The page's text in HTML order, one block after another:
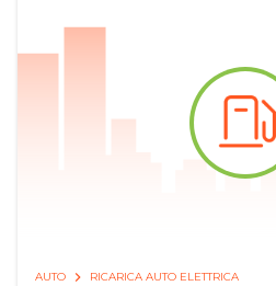
AUTO RICARICA AUTO ELETTRICA